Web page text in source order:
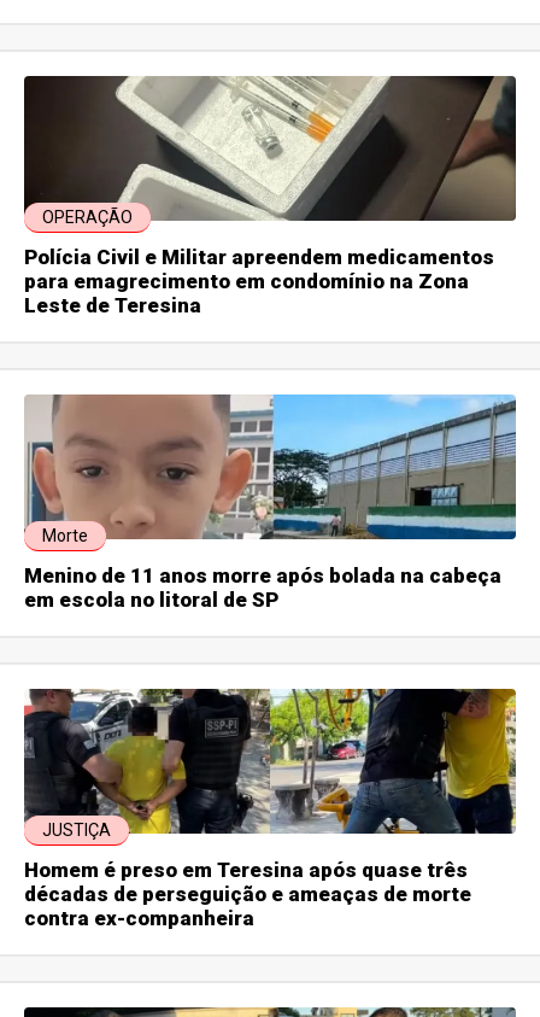
OPERAÇÃO
Polícia Civil e Militar apreendem medicamentos
para emagrecimento em condomínio na Zona
Leste de Teresina
Morte
Menino de 11 anos morre após bolada na cabeça
em escola no litoral de SP
JUSTIÇA
Homem é preso em Teresina após quase três
décadas de perseguição e ameaças de morte
contra ex-companheira